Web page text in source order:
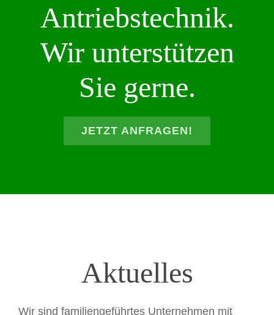
Antriebstechnik.
Wir unterstützen
Sie gerne.
JETZT ANFRAGEN!
Aktuelles
Wir sind familiengeführtes Unternehmen mit